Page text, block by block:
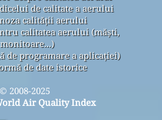
de calitate a aerului
calității aerului
calitatea aerului (măști,
monitoare...)
de programare a aplicației)
de date istorice
© 2008-2025
Air Quality Index